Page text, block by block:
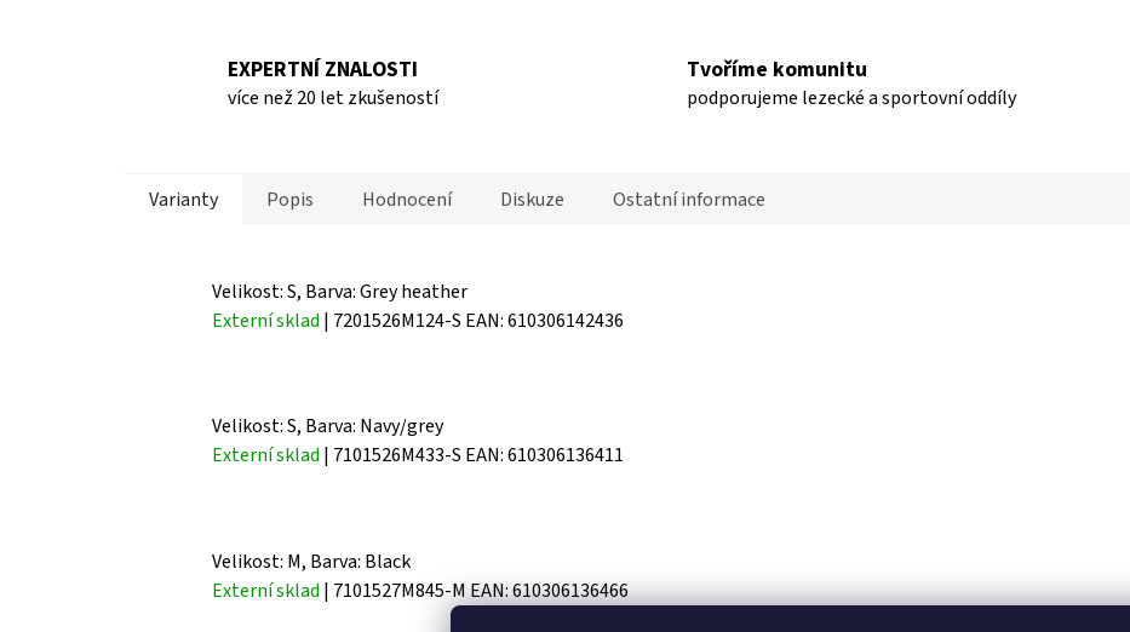
EXPERTNÍ ZNALOSTI
více než 20 let zkušeností
Tvoříme komunitu
podporujeme lezecké a sportovní oddíly
Varianty Popis Hodnocení Diskuze Ostatní informace
Velikost: S, Barva: Grey heather
Externí sklad | 7201526M124-S EAN:610306142436
Velikost: S, Barva: Navy/grey
Externí sklad | 7101526M433-S EAN:610306136411
Velikost: M, Barva: Black
Externí sklad | 7101527M845-MEAN:610306136466